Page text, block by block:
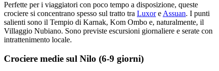
Perfette per i viaggiatori con poco tempo a disposizione, queste
crociere si concentrano spesso sul tratto tra Luxore Assuan. I punti
salienti sono il Tempio di Karnak, Kom Ombo e, naturalmente, il
Villaggio Nubiano. Sono previste escursioni giornaliere e serate con
intrattenimento locale.
Crociere medie sul Nilo (6-9 giorni)